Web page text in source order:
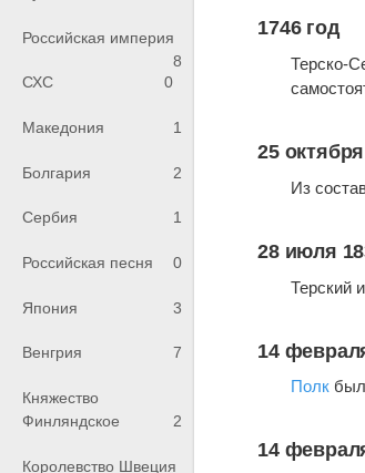
Российская империя
8
СХС
0
Македония 1
Болгария 2
Сербия 1
Российская песня 0
Япония 3
Венгрия 7
Княжество
Финляндское
2
Королевство Швеция
1746 год
Терско-
25
Из
28 июля
Терский
14
Полк
14